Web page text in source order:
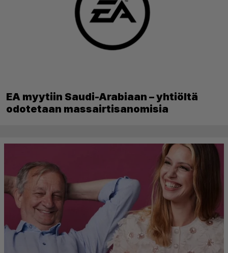
EA myytiin Saudi-Arabiaan – yhtiöltä
odotetaan massairtisanomisia